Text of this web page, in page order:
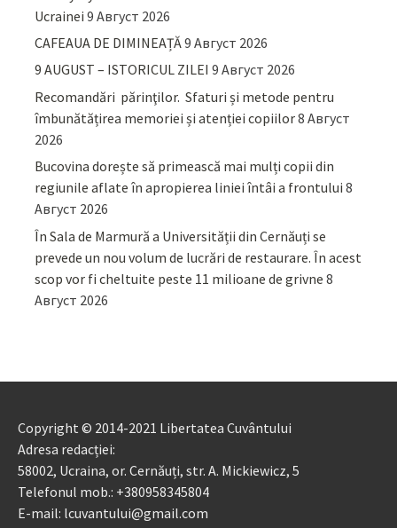
Ucrainei 9 Август 2026
CAFEAUA DE DIMINEAȚĂ9 Август 2026
9 AUGUST – ISTORICUL ZILEI 9 Август 2026
Recomandări părinţilor. Sfaturi și metode pentru
îmbunătățirea memoriei și atenției copiilor8 Август
2026
Bucovina dorește să primească mai mulți copii din
regiunile aflate în apropierea liniei întâi a frontului 8
Август 2026
În Sala de Marmură a Universității din Cernăuți se
prevede un nou volum de lucrări de restaurare. În acest
scop vor fi cheltuite peste 11 milioane de grivne 8
Август 2026
Copyright © 2014-2021 Libertatea Cuvântului
Adresa redacției:
58002, Ucraina, or. Cernăuți, str. A. Mickiewicz, 5
Telefonul mob.: +380958345804
E-mail: lcuvantului@gmail.com